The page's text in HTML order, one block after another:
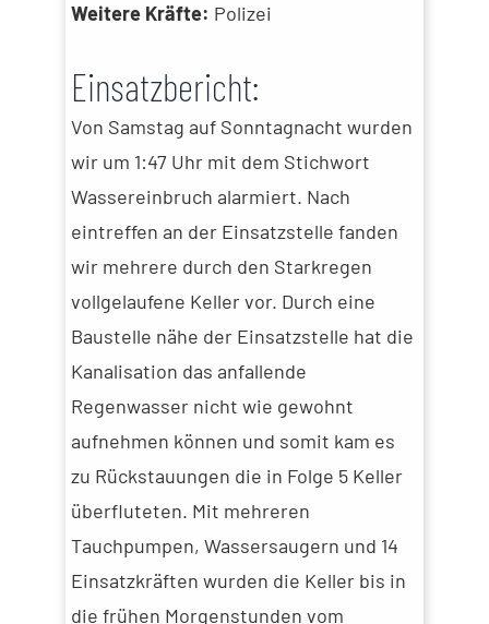
Weitere Kräfte: Polizei
Einsatzbericht:
Von Samstag auf Sonntagnacht wurden
wir um 1:47 Uhr mit dem Stichwort
Wassereinbruch alarmiert. Nach
eintreffen an der Einsatzstelle fanden
wir mehrere durch den Starkregen
vollgelaufene Keller vor. Durch eine
Baustelle nähe der Einsatzstelle hat die
Kanalisation das anfallende
Regenwasser nicht wie gewohnt
aufnehmen können und somit kam es
zu Rückstauungen die in Folge 5 Keller
überfluteten. Mit mehreren
Tauchpumpen, Wassersaugern und 14
Einsatzkräften wurden die Keller bis in
die frühen Morgenstunden vom